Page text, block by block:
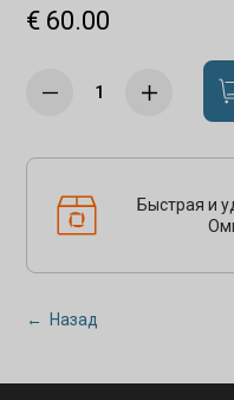
€ 60.00
Быстрая и
← Назад